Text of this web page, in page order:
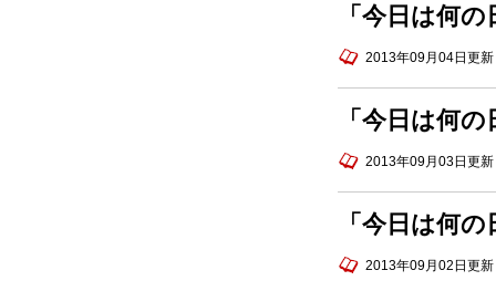
「今日は何
2013年09月04日更新
「今日は何
2013年09月03日更新
「今日は何
2013年09月02日更新